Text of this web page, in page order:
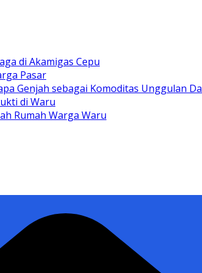
di Akamigas Cepu
Pasar
Genjah sebagai Komoditas Unggulan
di Waru
Rumah Warga Waru